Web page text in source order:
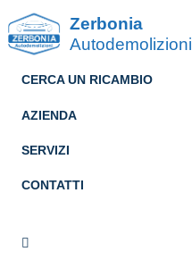
Zerbonia
Autodemolizioni
CERCA UN RICAMBIO
AZIENDA
SERVIZI
CONTATTI